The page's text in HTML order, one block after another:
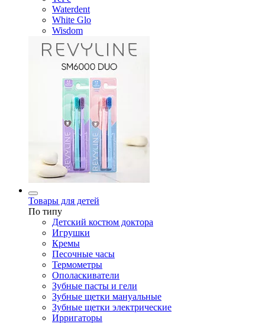
Waterdent
White Glo
Wisdom
Товары для детей
По типу
Детский костюм доктора
Игрушки
Кремы
Песочные часы
Термометры
Ополаскиватели
Зубные пасты и гели
Зубные щетки мануальные
Зубные щетки электрические
Ирригаторы